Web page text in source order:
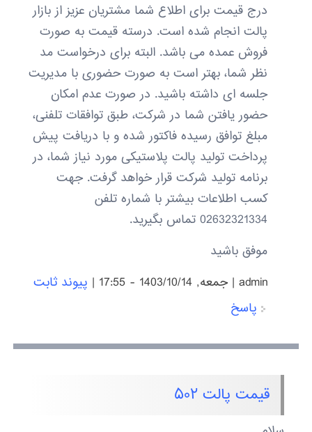
درج قیمت برای اطلاع شما مشتریان عزیز از بازار
پالت انجام شده است. درسته قیمت به صورت
فروش عمده می باشد. البته برای درخواست مد
نظر شما، بهتر است به صورت حضوری با مدیریت
جلسه ای داشته باشید. در صورت عدم امکان
حضور یافتن شما در شرکت، طبق توافقات تلفنی،
مبلغ توافق رسیده فاکتور شده و با دریافت پیش
پرداخت تولید پالت پلاستیکی مورد نیاز شما، در
برنامه تولید شرکت قرار خواهد گرفت. جهت
کسب اطلاعات بیشتر با شماره تلفن
02632321334 تماس بگیرید.
موفق باشید
admin
| جمعه, 1403/10/14 - 17:55 | پیوند ثابت
پاسخ
قیمت پالت ۵۰۲